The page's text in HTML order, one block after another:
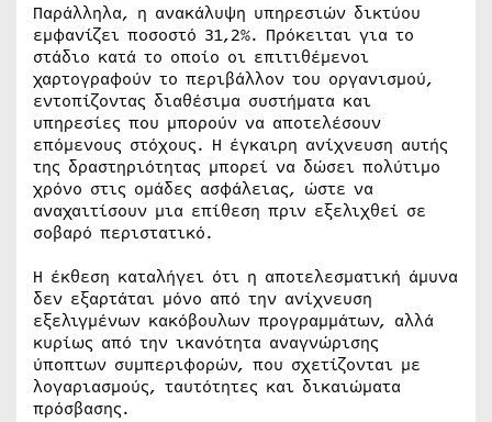
Παράλληλα, η ανακάλυψη υπηρεσιών δικτύου
εμφανίζει ποσοστό 31,2%. Πρόκειται για το
στάδιο κατά το οποίο οι επιτιθέμενοι
χαρτογραφούν το περιβάλλον του οργανισμού,
εντοπίζοντας διαθέσιμα συστήματα και
υπηρεσίες που μπορούν να αποτελέσουν
επόμενους στόχους. Η έγκαιρη ανίχνευση αυτής
της δραστηριότητας μπορεί να δώσει πολύτιμο
χρόνο στις ομάδες ασφάλειας, ώστε να
αναχαιτίσουν μια επίθεση πριν εξελιχθεί σε
σοβαρό περιστατικό.
Η έκθεση καταλήγει ότι η αποτελεσματική άμυνα
δεν εξαρτάται μόνο από την ανίχνευση
εξελιγμένων κακόβουλων προγραμμάτων, αλλά
κυρίως από την ικανότητα αναγνώρισης
ύποπτων συμπεριφορών, που σχετίζονται με
λογαριασμούς, ταυτότητες και δικαιώματα
πρόσβασης.